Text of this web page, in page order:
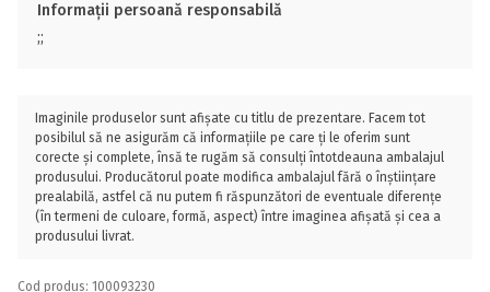
Informații persoană responsabilă
;;
Imaginile produselor sunt afișate cu titlu de prezentare. Facem tot
posibilul să ne asigurăm că informațiile pe care ți le oferim sunt
corecte și complete, însă te rugăm să consulți întotdeauna ambalajul
produsului. Producătorul poate modifica ambalajul fără o înștiințare
prealabilă, astfel că nu putem fi răspunzători de eventuale diferențe
(în termeni de culoare, formă, aspect) între imaginea afișată și cea a
produsului livrat.
Cod produs: 100093230